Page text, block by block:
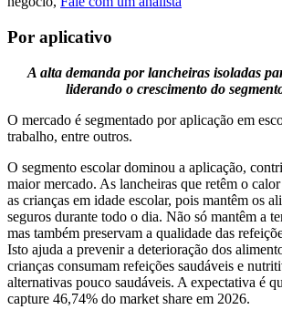
Por aplicativo
A alta demanda por lancheiras isoladas
liderando o crescimento do
O mercado é segmentado por aplicação em
trabalho, entre outros.
O segmento escolar dominou a aplicação,
maior mercado. As lancheiras que retêm o calor
as crianças em idade escolar, pois mantêm os
seguros durante todo o dia. Não só mantêm a
mas também preservam a qualidade das
Isto ajuda a prevenir a deterioração dos
crianças consumam refeições saudáveis ​​e
alternativas pouco saudáveis. A expectativa é
capture 46,74% do market share em 2026.